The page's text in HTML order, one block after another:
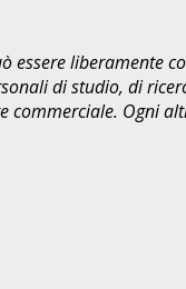
essere liberamente
di studio, di
commerciale. Ogni